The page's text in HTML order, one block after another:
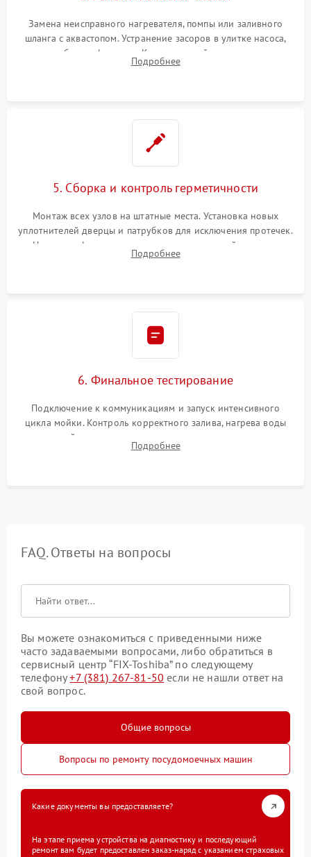
Замена неисправного нагревателя, помпы или заливного
шланга с аквастопом. Устранение засоров в улитке насоса,
патрубках и фильтрах. Компонентный ремонт платы
управления, восстановление поврежденной проводки.
Подробнее
5. Сборка и контроль герметичности
Монтаж всех узлов на штатные места. Установка новых
уплотнителей дверцы и патрубков для исключения протечек.
Надежная фиксация хомутов гидравлической системы,
сборка корпуса и установка датчика поплавка.
Подробнее
6. Финальное тестирование
Подключение к коммуникациям и запуск интенсивного
цикла мойки. Контроль корректного залива, нагрева воды
до нужной температуры, отсутствия посторонних шумов,
штатного слива и абсолютной сухости в поддоне.
Подробнее
FAQ. Ответы на вопросы
Вы можете ознакомиться с приведенными ниже
часто задаваемыми вопросами, либо обратиться в
сервисный центр “FIX-Toshiba” по следующему
телефону+7 (381) 267-81-50 если не нашли ответ на
свой вопрос.
Общие вопросы
Вопросы по ремонту посудомоечных машин
Какие документы вы предоставляете?
На этапе приема устройства на диагностику и последующий
ремонт вам будет предоставлен заказ-наряд с указанием страховых